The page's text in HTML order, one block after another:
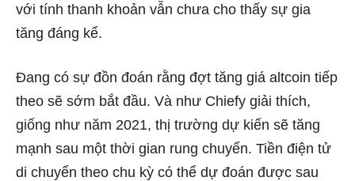
với tính thanh khoản vẫn chưa cho thấy sự gia
tăng đáng kể.
Đang có sự đồn đoán rằng đợt tăng giá altcoin tiếp
theo sẽ sớm bắt đầu. Và như Chiefy giải thích,
giống như năm 2021, thị trường dự kiến ​​sẽ tăng
mạnh sau một thời gian rung chuyển. Tiền điện tử
di chuyển theo chu kỳ có thể dự đoán được sau